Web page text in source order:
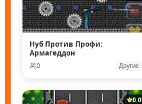
Нуб Против Профи:
Армагеддон
0 Другие
0.0